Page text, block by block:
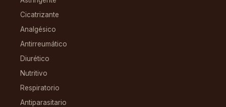
Cicatrizante
Analgésico
Antirreumático
Diurético
Nutritivo
Respiratorio
Antiparasitario